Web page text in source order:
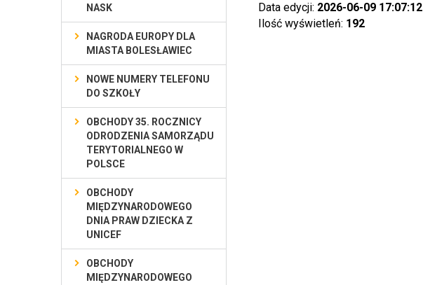
Data edycji: 2026-06-09 17:07:12
Ilość wyświetleń: 192
NASK
NAGRODA EUROPY DLA
MIASTA BOLESŁAWIEC
NOWE NUMERY TELEFONU
DO SZKOŁY
OBCHODY 35. ROCZNICY
ODRODZENIA SAMORZĄDU
TERYTORIALNEGO W
POLSCE
OBCHODY
MIĘDZYNARODOWEGO
DNIA PRAW DZIECKA Z
UNICEF
OBCHODY
MIĘDZYNARODOWEGO